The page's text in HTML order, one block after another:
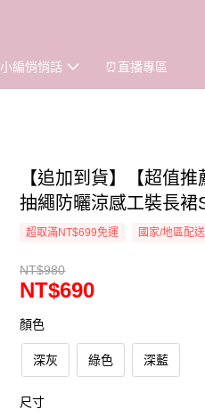
小編悄悄話 ⏰直播專區
【追加到貨】【超值
抽繩防曬涼感工裝長裙
超取滿NT$699免運 國家/地區配送
NT$980
NT$690
顏色
深灰 綠色 深藍
尺寸